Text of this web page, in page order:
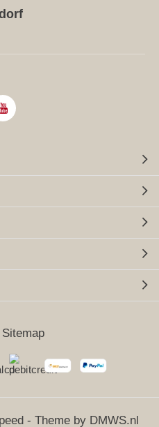
- Theme by DMWS.nl
Sitemap